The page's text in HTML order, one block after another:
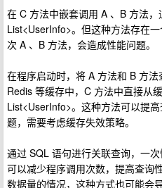
在 C 方法中嵌套调用 A 、B 方法
List<UserInfo>。但这种方法存在
次 A 、B 方法，会造成性能问题。
在程序启动时，将 A 方法和 B 方
Redis 等缓存中，C 方法中直接从
List<UserInfo>。这种方法可以提
题，需要考虑缓存失效策略。
通过 SQL 语句进行关联查询，一
可以减少程序调用次数，提高查询
数据量的情况，这种方式也可能会